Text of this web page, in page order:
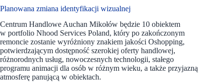
Planowana zmiana identyfikacji wizualnej
Centrum Handlowe Auchan Mikołów będzie 10 obiektem
w portfolio Nhood Services Poland, który po zakończonym
remoncie zostanie wyróżniony znakiem jakości Oshopping,
potwierdzającym dostępność szerokiej oferty handlowej,
różnorodnych usług, nowoczesnych technologii, stałego
programu animacji dla osób w różnym wieku, a także przyjazną
atmosferę panującą w obiektach.